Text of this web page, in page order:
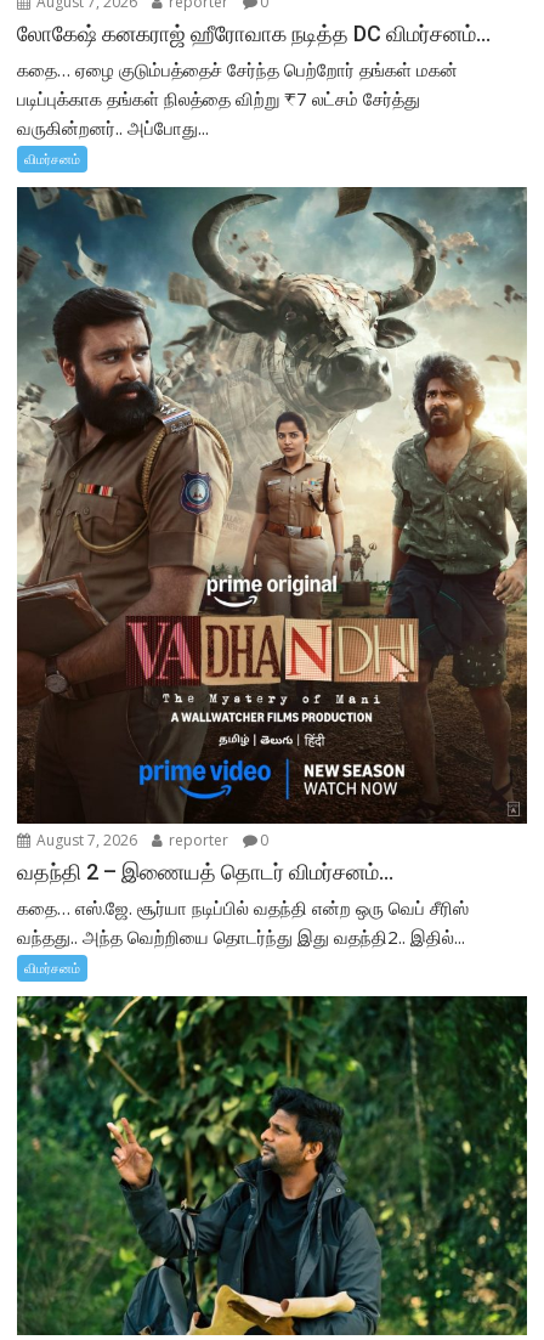
லோகேஷ் கனகராஜ் ஹீரோவாக நடித்த DC விமர்சனம்…
கதை… ஏழை குடும்பத்தைச் சேர்ந்த பெற்றோர் தங்கள் மகன்
படிப்புக்காக தங்கள் நிலத்தை விற்று ₹7 லட்சம் சேர்த்து
வருகின்றனர்.. அப்போது...
விமர்சனம்
August 7, 2026 reporter 0
வதந்தி 2 – இணையத் தொடர் விமர்சனம்…
கதை… எஸ்.ஜே. சூர்யா நடிப்பில் வதந்தி என்ற ஒரு வெப் சீரிஸ்
வந்தது.. அந்த வெற்றியை தொடர்ந்து இது வதந்தி2.. இதில்...
விமர்சனம்